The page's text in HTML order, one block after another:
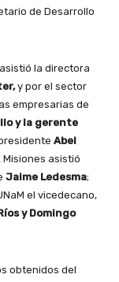
de Desarrollo
la directora
y por el sector
empresarias de
y la gerente
Abel
Misiones asistió
Jaime Ledesma;
el vicedecano,
y Domingo
obtenidos del